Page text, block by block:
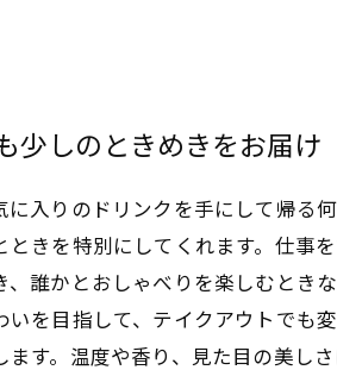
少しのときめきをお届け
に入りのドリンクを手にして帰る
ときを特別にしてくれます。仕事
、誰かとおしゃべりを楽しむとき
いを目指して、テイクアウトでも
ます。温度や香り、見た目の美し